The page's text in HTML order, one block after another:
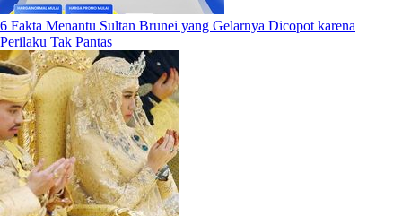
6 Fakta Menantu Sultan Brunei yang Gelarnya Dicopot karena
Perilaku Tak Pantas